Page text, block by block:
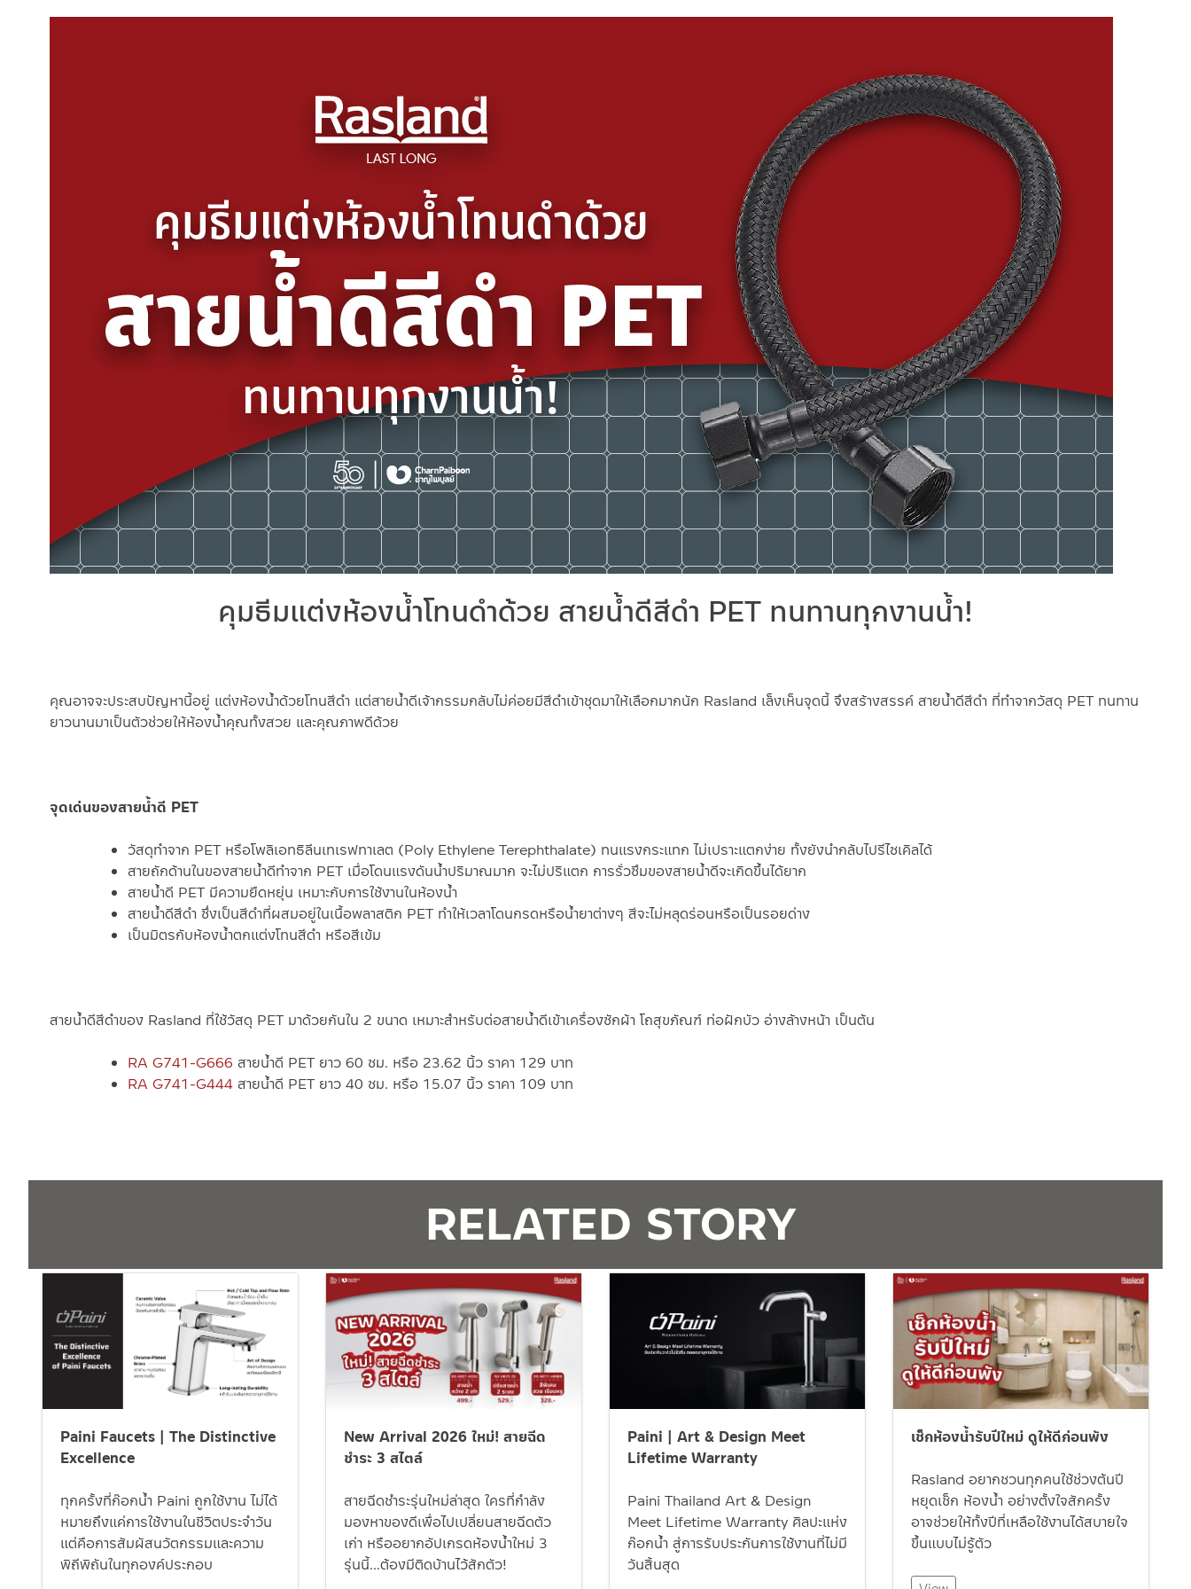
คุมธีมแต่งห้องน้ำโทนดำด้วย สายน้ำดีสีดำ PET ทนทานทุกงานน้ำ!
คุณอาจจะประสบปัญหานี้อยู่ แต่งห้องน้ำด้วยโทนสีดำ แต่สายน้ำดีเจ้ากรรมกลับไม่ค่อยมีสีดำเข้าชุดมาให้เลือกมากนัก Rasland เล็งเห็นจุดนี้ จึงสร้างสรรค์ สายน้ำดีสีดำ ที่ทำจากวัสดุ PET ทนทาน
ยาวนานมาเป็นตัวช่วยให้ห้องน้ำคุณทั้งสวย และคุณภาพดีด้วย
จุดเด่นของสายน้ำดี PET
วัสดุทำจาก PET หรือโพลิเอทธิลีนเทเรฟทาเลต (Poly Ethylene Terephthalate) ทนแรงกระแทก ไม่เปราะแตกง่าย ทั้งยังนำกลับไปรีไซเคิลได้
สายถักด้านในของสายน้ำดีทำจาก PET เมื่อโดนแรงดันน้ำปริมาณมาก จะไม่ปริแตก การรั่วซึมของสายน้ำดีจะเกิดขึ้นได้ยาก
สายน้ำดี PET มีความยืดหยุ่น เหมาะกับการใช้งานในห้องน้ำ
สายน้ำดีสีดำ ซึ่งเป็นสีดำที่ผสมอยู่ในเนื้อพลาสติก PET ทำให้เวลาโดนกรดหรือน้ำยาต่างๆ สีจะไม่หลุดร่อนหรือเป็นรอยด่าง
เป็นมิตรกับห้องน้ำตกแต่งโทนสีดำ หรือสีเข้ม
สายน้ำดีสีดำของ Rasland ที่ใช้วัสดุ PET มาด้วยกันใน 2 ขนาด เหมาะสำหรับต่อสายน้ำดีเข้าเครื่องซักผ้า โถสุขภัณฑ์ ท่อฝักบัว อ่างล้างหน้า เป็นต้น
RA G741-G666 สายน้ำดี PET ยาว 60 ซม. หรือ 23.62 นิ้ว ราคา 129 บาท
RA G741-G444 สายน้ำดี PET ยาว 40 ซม. หรือ 15.07 นิ้ว ราคา 109 บาท
RELATED STORY
Paini Faucets | The Distinctive
Excellence
ทุกครั้งที่ก๊อกน้ำ Paini ถูกใช้งาน ไม่ได้
หมายถึงแค่การใช้งานในชีวิตประจำวัน
แต่คือการสัมผัสนวัตกรรมและความ
พิถีพิถันในทุกองค์ประกอบ
New Arrival 2026 ใหม่! สายฉีด
ชำระ 3 สไตล์
สายฉีดชำระรุ่นใหม่ล่าสุด ใครที่กำลัง
มองหาของดีเพื่อไปเปลี่ยนสายฉีดตัว
เก่า หรืออยากอัปเกรดห้องน้ำใหม่ 3
รุ่นนี้…ต้องมีติดบ้านไว้สักตัว!
Paini | Art & Design Meet
Lifetime Warranty
Paini Thailand Art & Design
Meet Lifetime Warranty ศิลปะแห่ง
ก๊อกน้ำ สู่การรับประกันการใช้งานที่ไม่มี
วันสิ้นสุด
เช็กห้องน้ำรับปีใหม่ ดูให้ดีก่อนพัง
Rasland อยากชวนทุกคนใช้ช่วงต้นปี
หยุดเช็ก ห้องน้ำ อย่างตั้งใจสักครั้ง
อาจช่วยให้ทั้งปีที่เหลือใช้งานได้สบายใจ
ขึ้นแบบไม่รู้ตัว